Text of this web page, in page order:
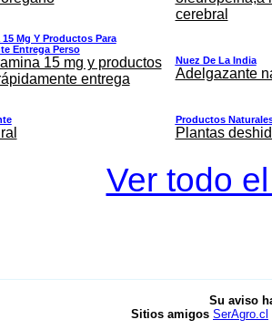
cerebral
Mg Y Productos Para
Entrega Perso
15 mg y productos
entrega
Nuez De La India
Adelgazante
Productos
Plantas
Ver todo
Su aviso
Sitios amigos SerAgro.cl